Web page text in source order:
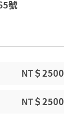
號
NT＄2500
NT＄2500